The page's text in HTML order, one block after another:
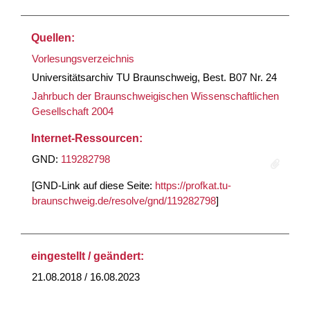
Quellen:
Vorlesungsverzeichnis
Universitätsarchiv TU Braunschweig, Best. B07 Nr. 24
Jahrbuch der Braunschweigischen Wissenschaftlichen
Gesellschaft 2004
Internet-Ressourcen:
GND: 119282798
[GND-Link auf diese Seite: https://profkat.tu-
braunschweig.de/resolve/gnd/119282798]
eingestellt / geändert:
21.08.2018 / 16.08.2023